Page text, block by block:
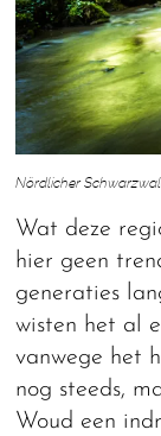
Nördlicher
Wat deze
hier geen
generaties
wisten het al
vanwege het
nog steeds,
Woud een